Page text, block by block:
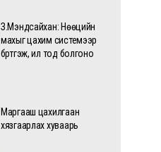
З.Мэндсайхан: Нөөцийн
махыг цахим системээр
бүртгэж, ил тод болгоно
Маргааш цахилгаан
хязгаарлах хуваарь